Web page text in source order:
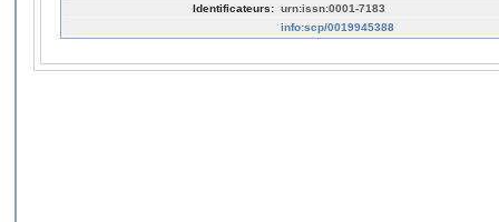
Identificateurs: urn:issn:0001-7183
info:scp/0019945388